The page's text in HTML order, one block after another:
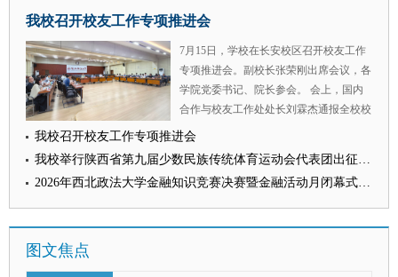
案件审理等岗位的真实办案体会作交流发
言。 郭武军代表学校感谢深圳海关缉私
局对学校实习实践工作的大力支持，表示
自校局签署合作共建协议以来，深圳海关
缉私局在重视程度、带教投入、生活保障
国门缉私一线经风雨、见世面、壮筋骨；
希望双方在扩大实习规模、拓展实习专
业、深化课题研究、证据法学与侦查程序
我校召开校友工作专项推进会
7月15日，学校在长安校区召开校友工作
专项推进会。副校长张荣刚出席会议，各
学院党委书记、院长参会。 会上，国内
合作与校友工作处处长刘霖杰通报全校校
友联络、院级校友会建设进展，部署下一
片包联机制，明确10月17日为全校秩年校
友集中返校日，要求各学院配齐班级联络
员，策划特色返校活动，动态完善校友信
息台账。各学院依次汇报校友资源摸排、
我校召开校友工作专项推进会
我校举行陕西省第九届少数民族传统体育运动会代表团出征仪式
2026年西北政法大学金融知识竞赛决赛暨金融活动月闭幕式圆满落幕
图文焦点